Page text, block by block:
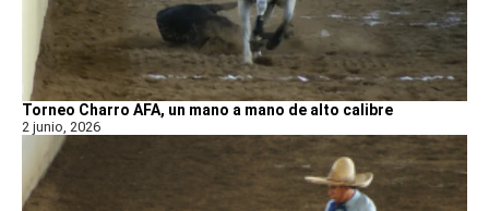
Torneo Charro AFA, un mano a mano de alto calibre
2 junio, 2026